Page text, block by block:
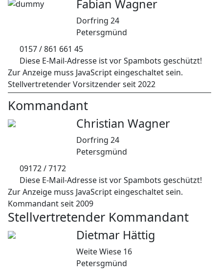
Fabian Wagner
Dorfring 24
Petersgmünd
0157 / 861 661 45
Diese E-Mail-Adresse ist vor Spambots geschützt!
Zur Anzeige muss JavaScript eingeschaltet sein.
Stellvertretender Vorsitzender seit 2022
Kommandant
Christian Wagner
Dorfring 24
Petersgmünd
09172 / 7172
Diese E-Mail-Adresse ist vor Spambots geschützt!
Zur Anzeige muss JavaScript eingeschaltet sein.
Kommandant seit 2009
Stellvertretender Kommandant
Dietmar Hättig
Weite Wiese 16
Petersgmünd